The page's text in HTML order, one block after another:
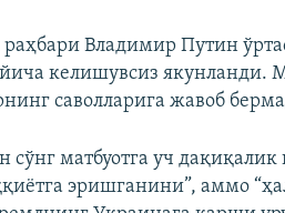
Владимир Путин
келишувсиз якунланди.
саволларига жавоб
сўнг матбуотга уч дақиқалик
эришганини”, аммо